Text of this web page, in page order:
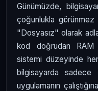
Günümüzde,
çoğunlukla
"Dosyasız" olarak
kod doğrudan RAM
sistemi düzeyinde
bilgisayarda
uygulamanın